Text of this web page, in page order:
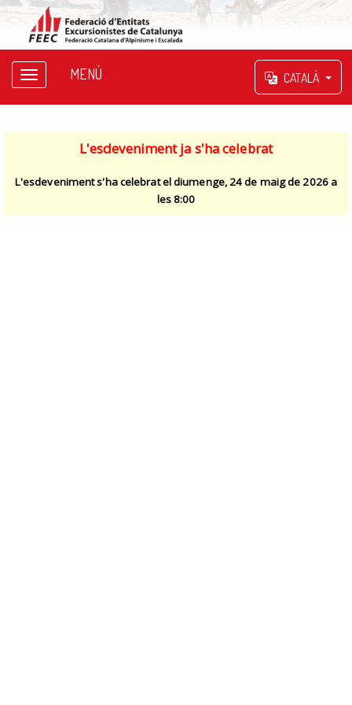
MENÚ CATALÀ
L'esdeveniment ja s'ha celebrat
L'esdeveniment s'ha celebrat el diumenge, 24 de maig de 2026 a
les 8:00